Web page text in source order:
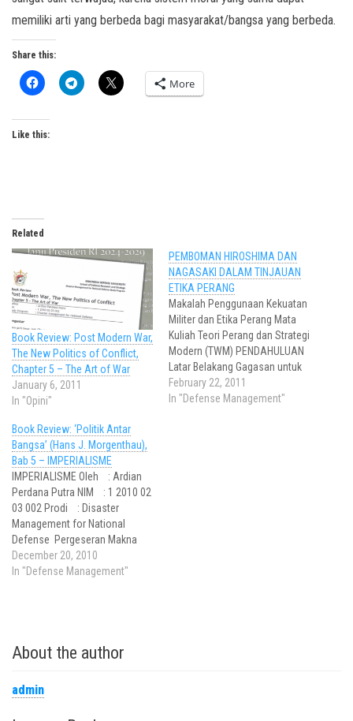
memiliki arti yang berbeda bagi masyarakat/bangsa yang berbeda.
Share this:
More
Like this:
Related
Book Review: Post Modern War,
The New Politics of Conflict,
Chapter 5 – The Art of War
January 6, 2011
In "Opini"
PEMBOMAN HIROSHIMA DAN
NAGASAKI DALAM TINJAUAN
ETIKA PERANG
Makalah Penggunaan Kekuatan
Militer dan Etika Perang Mata
Kuliah Teori Perang dan Strategi
Modern (TWM) PENDAHULUAN
Latar Belakang Gagasan untuk
membatasi dampak
kehancuran akibat perang telah
February 22, 2011
In "Defense Management"
Book Review: ‘Politik Antar
Bangsa’ (Hans J. Morgenthau),
Bab 5 – IMPERIALISME
IMPERIALISME Oleh : Ardian
Perdana Putra NIM : 1 2010 02
03 002 Prodi : Disaster
Management for National
Defense Pergeseran Makna
Imperialisme Seiring perubahan
waktu, makna imperialisme
Imperialisme tak lain adalah
December 20, 2010
In "Defense Management"
About the author
admin